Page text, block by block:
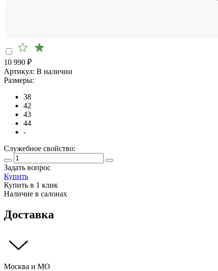
10 990 ₽
Артикул: В наличии
Размеры:
38
42
43
44
-
Служебное свойство:
Задать вопрос
Купить
Купить в 1 клик
Наличие в салонах
Доставка
Москва и МО